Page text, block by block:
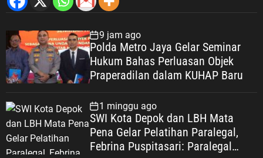
9 jam ago
Polda Metro Jaya Gelar Seminar
Hukum Bahas Perluasan Objek
Praperadilan dalam KUHAP Baru
1 minggu ago
SWI Kota Depok dan LBH Mata
Pena Gelar Pelatihan Paralegal,
Febrina Puspitasari: Paralegal